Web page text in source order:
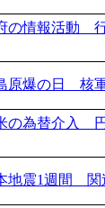
の情報活動
原爆の日 核
の為替介入
地震1週間 関